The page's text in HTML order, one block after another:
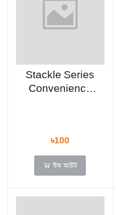
Stackle Series
Convenience
৳100
স্টক আউট